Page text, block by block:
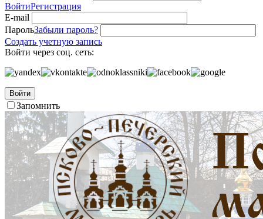
ВойтиРегистрация
E-mail
ПарольЗабыли пароль?
Создать учетную запись
Войти через соц. сеть:
Войти
Запомнить